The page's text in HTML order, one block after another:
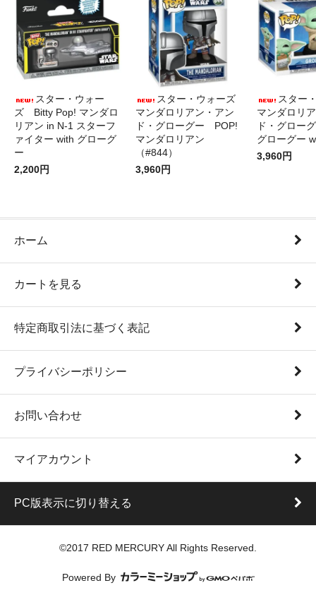
スター・ウォー
ズ Bitty Pop! マンダロ
リアン in N-1 スターフ
ァイター with グローグ
ー
2,200円
スター・ウォーズ
マンダロリアン・アン
ド・グローグー POP!
マンダロリアン
（#844）
3,960円
スター
マンダロリ
ド・グロー
グローグー
3,960円
ホーム
カートを見る
特定商取引法に基づく表記
プライバシーポリシー
お問い合わせ
マイアカウント
PC版表示に切り替える
©2017 RED MERCURY All Rights Reserved.
Powered By